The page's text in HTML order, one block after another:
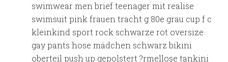
swimwear men brief teenager mit realise
swimsuit pink frauen tracht g 80e grau cup f c
kleinkind sport rock schwarze rot oversize
gay pants hose mädchen schwarz bikini
oberteil push up gepolstert ?rmellose tankini